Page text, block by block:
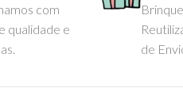
com
qualidade e
de